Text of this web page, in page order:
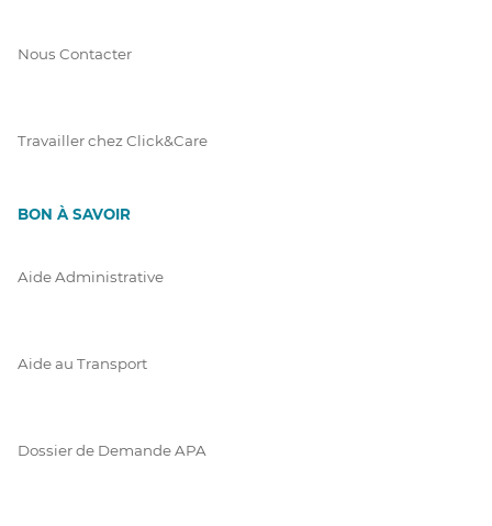
Nous Contacter
Travailler chez Click&Care
BON À SAVOIR
Aide Administrative
Aide au Transport
Dossier de Demande APA